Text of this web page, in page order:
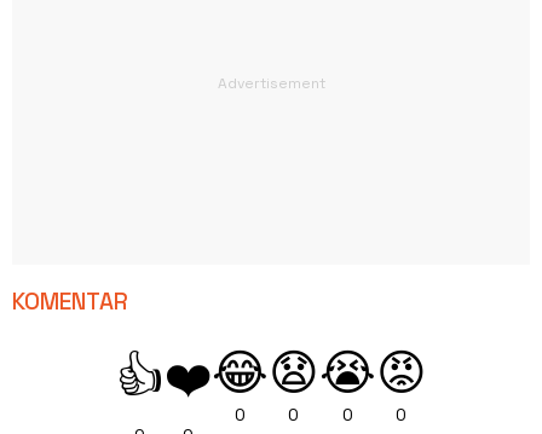
KOMENTAR
👍❤️😂
0
😧
0
😭
0
😡
0